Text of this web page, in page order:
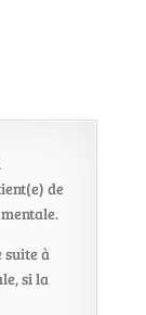
de
suite à
si la